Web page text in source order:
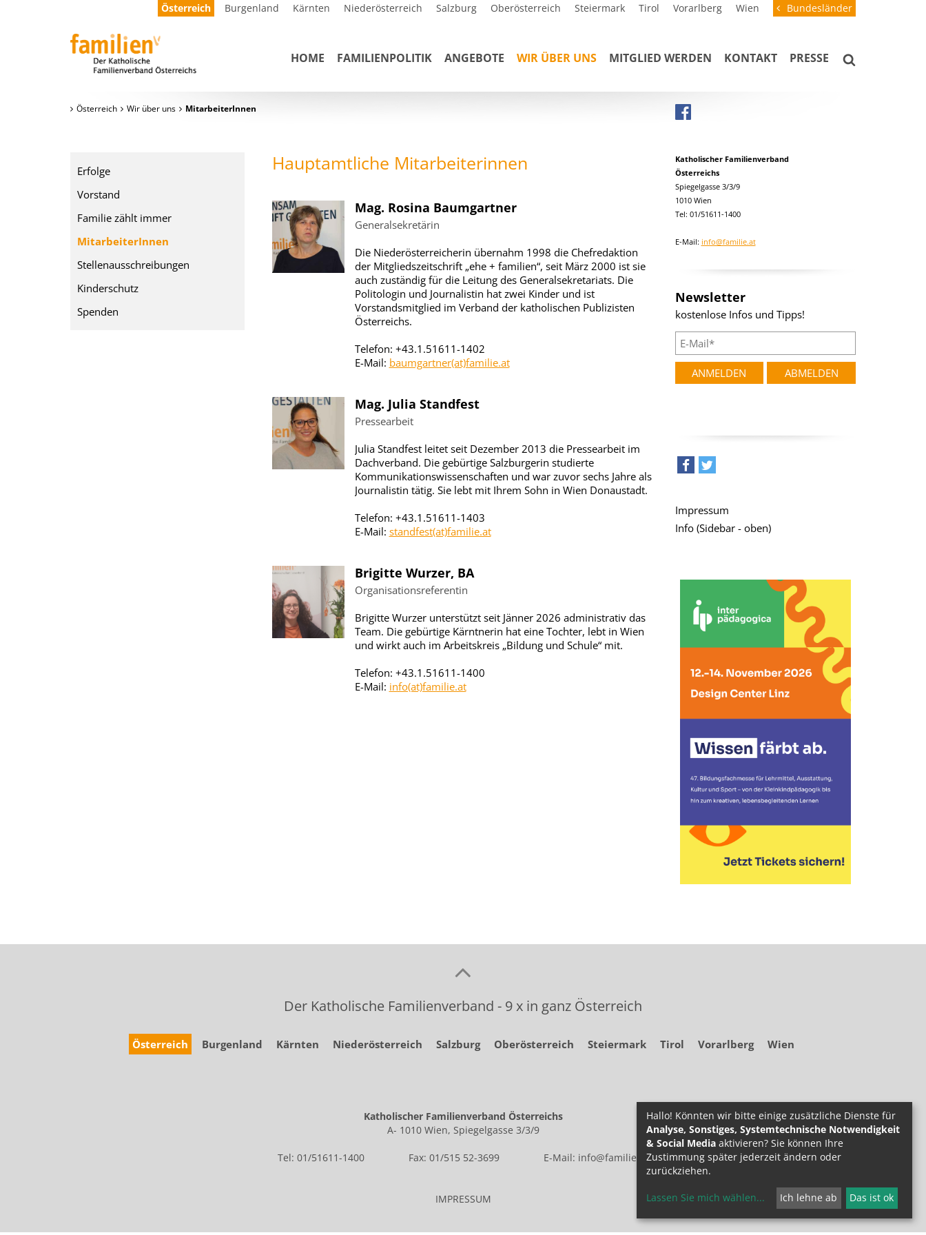
Österreich Burgenland Kärnten Niederösterreich Salzburg Oberösterreich Steiermark Tirol Vorarlberg Wien Bundesländer
HOME FAMILIENPOLITIK ANGEBOTE WIR ÜBER UNS MITGLIED WERDEN KONTAKT PRESSE
Österreich Wir über uns MitarbeiterInnen
Hauptamtliche Mitarbeiterinnen
Mag. Rosina Baumgartner
Generalsekretärin
Die Niederösterreicherin übernahm 1998 die Chefredaktion
der Mitgliedszeitschrift „ehe + familien“, seit März 2000 ist sie
auch zuständig für die Leitung des Generalsekretariats. Die
Politologin und Journalistin hat zwei Kinder und ist
Vorstandsmitglied im Verband der katholischen Publizisten
Österreichs.
Telefon: +43.1.51611-1402
E-Mail: baumgartner(at)familie.at
Mag. Julia Standfest
Pressearbeit
Julia Standfest leitet seit Dezember 2013 die Pressearbeit im
Dachverband. Die gebürtige Salzburgerin studierte
Kommunikationswissenschaften und war zuvor sechs Jahre als
Journalistin tätig. Sie lebt mit Ihrem Sohn in Wien Donaustadt.
Telefon: +43.1.51611-1403
E-Mail: standfest(at)familie.at
Brigitte Wurzer, BA
Organisationsreferentin
Brigitte Wurzer unterstützt seit Jänner 2026 administrativ das
Team. Die gebürtige Kärntnerin hat eine Tochter, lebt in Wien
und wirkt auch im Arbeitskreis „Bildung und Schule“ mit.
Telefon: +43.1.51611-1400
E-Mail: info(at)familie.at
Erfolge
Vorstand
Familie zählt immer
MitarbeiterInnen
Stellenausschreibungen
Kinderschutz
Spenden
Katholischer Familienverband
Österreichs
Spiegelgasse 3/3/9
1010 Wien
Tel: 01/51611-1400
E-Mail: info@familie.at
Newsletter
kostenlose Infos und Tipps!
Impressum
Info (Sidebar - oben)
Der Katholische Familienverband - 9 x in ganz Österreich
Österreich Burgenland Kärnten Niederösterreich Salzburg Oberösterreich Steiermark Tirol Vorarlberg Wien
Katholischer Familienverband Österreichs
A- 1010 Wien, Spiegelgasse 3/3/9
Tel: 01/51611-1400 Fax: 01/515 52-3699 E-Mail: info@familie.at
IMPRESSUM
Hallo! Könnten wir bitte einige zusätzliche Dienste für
Analyse, Sonstiges, Systemtechnische Notwendigkeit
& Social Media aktivieren? Sie können Ihre
Zustimmung später jederzeit ändern oder
zurückziehen.
Lassen Sie mich wählen... Ich lehne ab Das ist ok